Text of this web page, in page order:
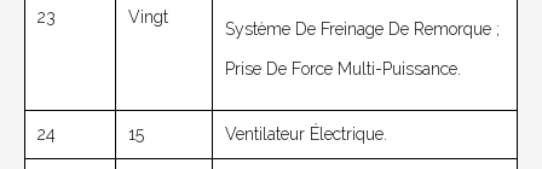
23 Vingt
Système De Freinage De Remorque ;
Prise De Force Multi-Puissance.
24 15 Ventilateur Électrique.